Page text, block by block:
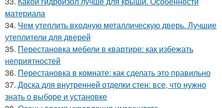
материала
34. Чем утеплить входную металлическую дверь. Лучшие
утеплители для дверей
35. Перестановка мебели в квартире: как избежать
неприятностей
36. Перестановка в комнате: как сделать это правильно
37. Доска для внутренней отделки стен: все, что нужно
знать о выборе и установке